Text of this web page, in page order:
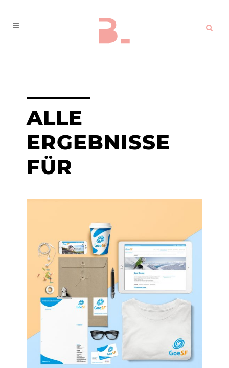
ALLE
ERGEBNISSE
FÜR